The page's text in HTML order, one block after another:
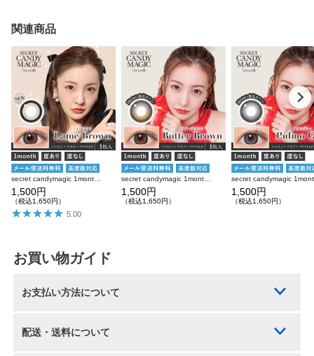
関連商品
secret candymagic 1month ラメブラウン 度あり 度なし 1枚入り×2箱 計2枚 シークレットキャンディーマジック カラコン
1,500円
（税込1,650円）
5.00
secret candymagic 1month バターブラウン 度あり 度なし 1枚入り×2箱 計2枚 シークレットキャンディーマジック カラコン
1,500円
（税込1,650円）
1,500円
（税込1,650円）
お買い物ガイド
お支払い方法について
配送・送料について